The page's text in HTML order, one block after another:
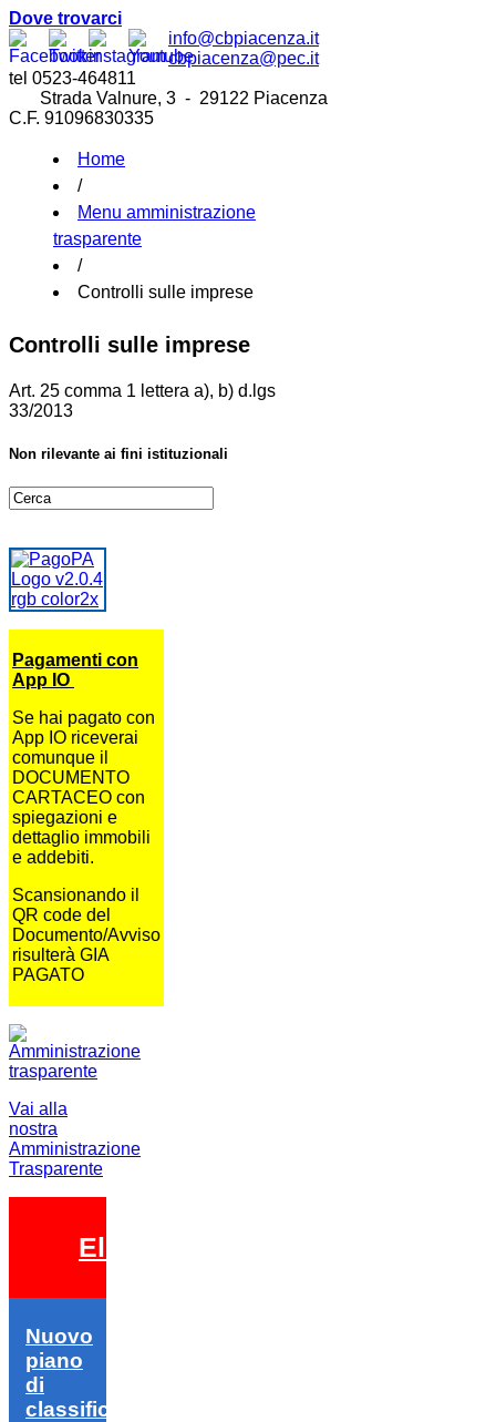
Dove trovarci
info@cbpiacenza.it
cbpiacenza@pec.it
tel 0523-464811
Strada Valnure, 3 - 29122 Piacenza
C.F. 91096830335
Home
/
Menu amministrazione
trasparente
/
Controlli sulle imprese
Controlli sulle imprese
Art. 25 comma 1 lettera a), b) d.lgs
33/2013
Non rilevante ai fini istituzionali
Pagamenti con
App IO
Se hai pagato con
App IO riceverai
comunque il
DOCUMENTO
CARTACEO con
spiegazioni e
dettaglio immobili
e addebiti.
Scansionando il
QR code del
Documento/Avviso
risulterà GIA
PAGATO
Vai alla
nostra
Amministrazione
Trasparente
Elezioni 2026
Nuovo
piano
di
classifica